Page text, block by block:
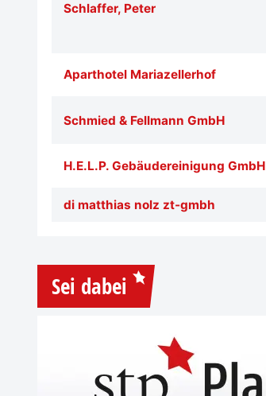
Schlaffer, Peter
Aparthotel Mariazellerhof
Schmied & Fellmann GmbH
H.E.L.P. Gebäudereinigung GmbH
di matthias nolz zt-gmbh
Sei dabei